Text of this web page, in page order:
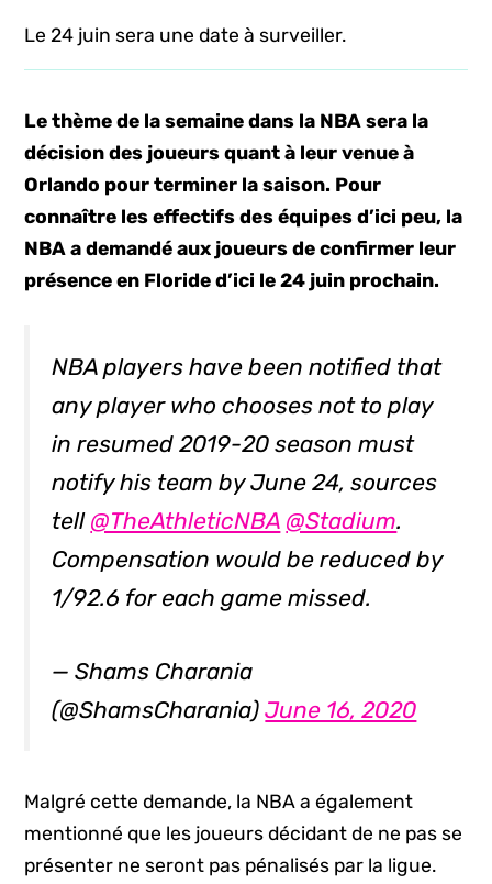
Le 24 juin sera une date à surveiller.
Le thème de la semaine dans la NBA sera la
décision des joueurs quant à leur venue à
Orlando pour terminer la saison. Pour
connaître les effectifs des équipes d’ici peu, la
NBA a demandé aux joueurs de confirmer leur
présence en Floride d’ici le 24 juin prochain.
NBA players have been notified that
any player who chooses not to play
in resumed 2019-20 season must
notify his team by June 24, sources
tell @TheAthleticNBA @Stadium.
Compensation would be reduced by
1/92.6 for each game missed.
— Shams Charania
(@ShamsCharania)June 16, 2020
Malgré cette demande, la NBA a également
mentionné que les joueurs décidant de ne pas se
présenter ne seront pas pénalisés par la ligue.